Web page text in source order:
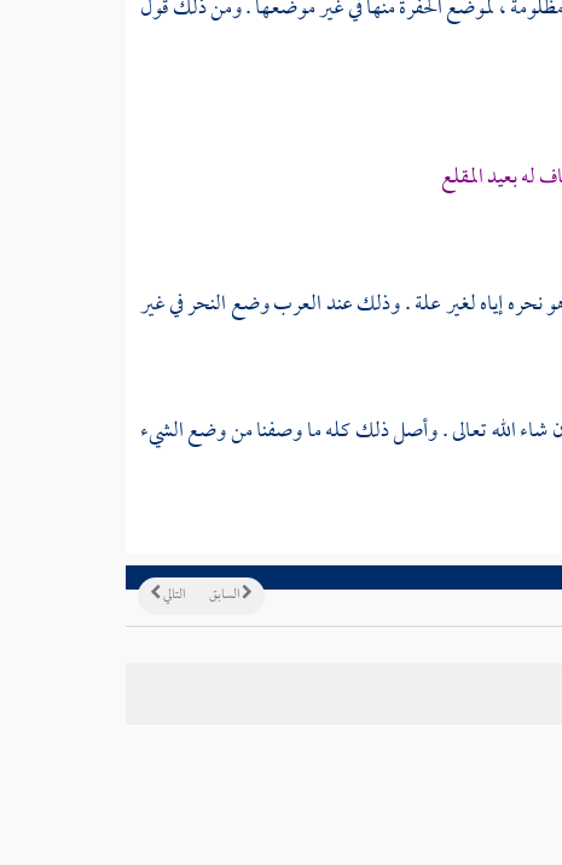
، لموضع الحفرة منها في غير موضعها . ومن ذلك قول
بعيد المقلع
نحره إياه لغير علة . وذلك عند العرب وضع النحر في غير
إن شاء الله تعالى . وأصل ذلك كله ما وصفنا من وضع الشيء
التالي السابق